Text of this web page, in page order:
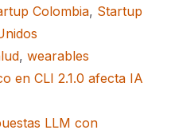
Colombia, Startup
, wearables
en CLI 2.1.0 afecta IA
LLM con